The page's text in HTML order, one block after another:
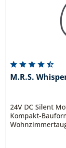
M.R.S.
24V DC Silent
Kompakt-